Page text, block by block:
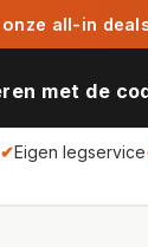
all-in
met de
✔Eigen legservice